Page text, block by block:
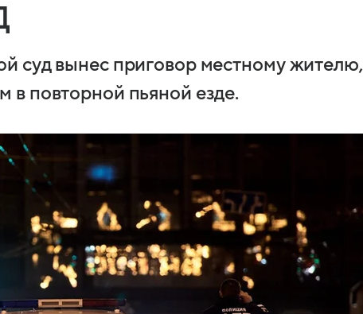
суд вынес приговор местному жителю,
в повторной пьяной езде.